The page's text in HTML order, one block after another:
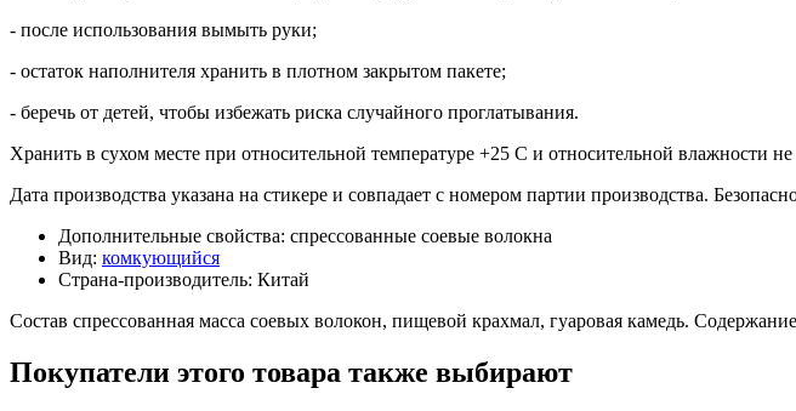
- после использования вымыть руки;
- остаток наполнителя хранить в плотном закрытом пакете;
- беречь от детей, чтобы избежать риска случайного проглатывания.
Хранить в сухом месте при относительной температуре +25 С и относительной влажности
Дата производства указана на стикере и совпадает с номером партии производства.
Дополнительные свойства: спрессованные соевые волокна
Вид: комкующийся
Страна-производитель: Китай
Состав спрессованная масса соевых волокон, пищевой крахмал, гуаровая камедь.
Покупатели этого товара также выбирают